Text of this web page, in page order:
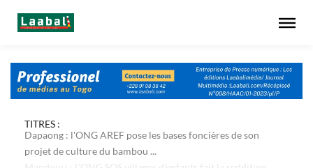
TITRES :
Dapaong : l'ONG AREF pose les bases foncières de son
projet de culture du bambou ...